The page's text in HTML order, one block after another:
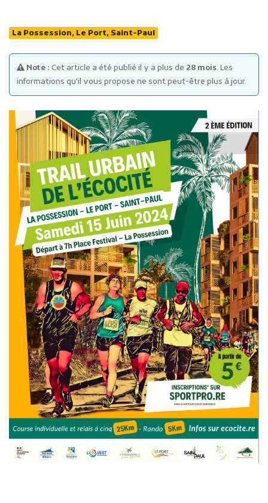
Marchés publics
Projets financés par l'Europe
Plans d'accès
La Possession, Le Port, Saint-Paul
Note : Cet article a été publié il y a plus de 28 mois. Les
informations qu'il vous propose ne sont peut-être plus à jour.